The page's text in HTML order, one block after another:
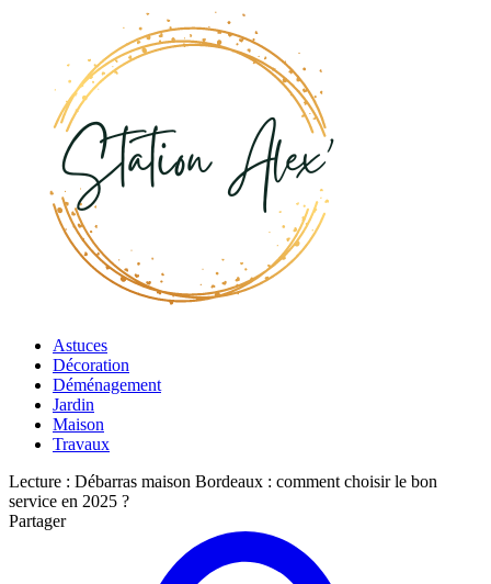
Astuces
Décoration
Déménagement
Jardin
Maison
Travaux
Lecture : Débarras maison Bordeaux : comment choisir le bon
service en 2025 ?
Partager